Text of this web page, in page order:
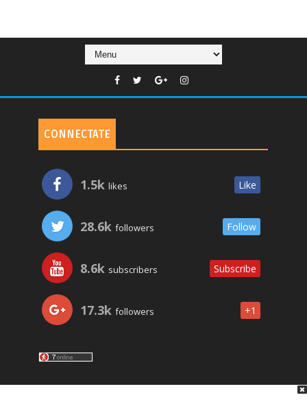
CONNECTATE
1.5k likes Like
28.6k followers Follow
8.6k subscribers Subscribe
17.3k followers +1